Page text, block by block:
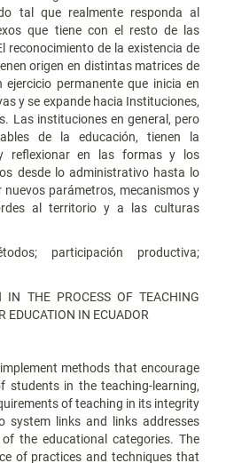
tal que realmente responda al
que tiene con el resto de las
reconocimiento de la existencia de
origen en distintas matrices de
ejercicio permanente que inicia en
y se expande hacia Instituciones,
Las instituciones en general, pero
de la educación, tienen la
reflexionar en las formas y los
desde lo administrativo hasta lo
parámetros, mecanismos y
al territorio y a las culturas
participación productiva;
IN THE PROCESS OF TEACHING
EDUCATION IN ECUADOR
methods that encourage
students in the teaching-learning,
of teaching in its integrity
system links and links addresses
the educational categories. The
of practices and techniques that